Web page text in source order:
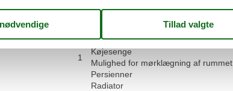
1
Komfur
Køjesenge
Mulighed for mørklægning af rummet
Persienner
Radiator